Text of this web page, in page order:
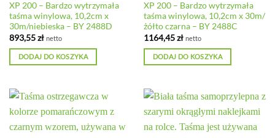
XP 200 – Bardzo wytrzymała
taśma winylowa, 10,2cm x
30m/niebieska – BY 2488D
893,55zł netto
DODAJ DO KOSZYKA
XP 200 – Bardzo wytrzymała
taśma winylowa, 10,2cm x 30m/
żółto czarna – BY 2488C
1164,45zł netto
DODAJ DO KOSZYKA